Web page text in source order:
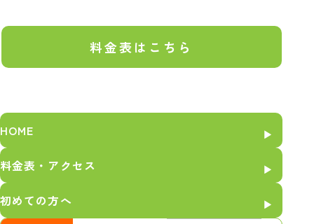
料金表はこちら
HOME
料金表・アクセス
初めての方へ